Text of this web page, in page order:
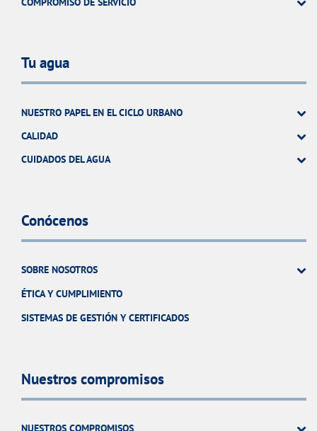
Tu agua
NUESTRO PAPEL EN EL CICLO URBANO
CALIDAD
CUIDADOS DEL AGUA
Conócenos
SOBRE NOSOTROS
ÉTICA Y CUMPLIMIENTO
SISTEMAS DE GESTIÓN Y CERTIFICADOS
Nuestros compromisos